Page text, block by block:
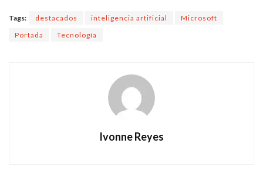
Tags: destacados inteligencia artificial
Microsoft
Portada
Tecnología
Ivonne Reyes